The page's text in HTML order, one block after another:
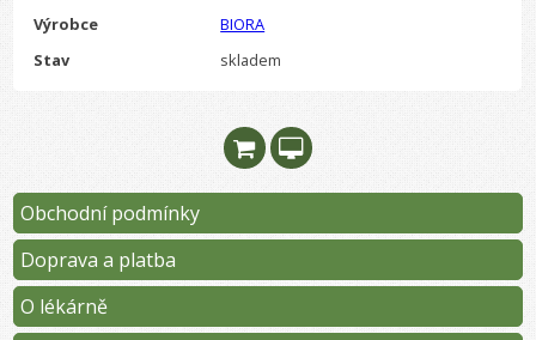
Výrobce
BIORA
Stav
skladem
Obchodní podmínky
Doprava a platba
O lékárně